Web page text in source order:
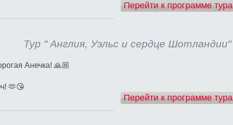
Перейти к программе тура
Тур " Англия, Уэльс и сердце Шотландии"
Анечка! 🙏🏼
🫶😘
Перейти к программе тура